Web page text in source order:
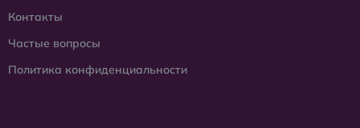
Контакты
Частые вопросы
Политика конфиденциальности